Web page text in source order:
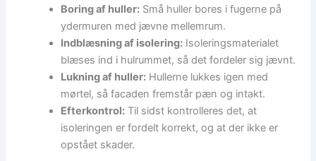
Boring af huller: Små huller bores i fugerne på
ydermuren med jævne mellemrum.
Indblæsning af isolering: Isoleringsmaterialet
blæses ind i hulrummet, så det fordeler sig jævnt.
Lukning af huller: Hullerne lukkes igen med
mørtel, så facaden fremstår pæn og intakt.
Efterkontrol: Til sidst kontrolleres det, at
isoleringen er fordelt korrekt, og at der ikke er
opstået skader.